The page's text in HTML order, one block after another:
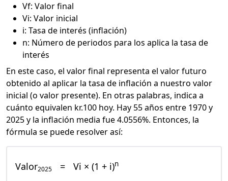
Vf: Valor final
Vi: Valor inicial
i: Tasa de interés (inflación)
n: Número de periodos para los aplica la tasa de
interés
En este caso, el valor final representa el valor futuro
obtenido al aplicar la tasa de inflación a nuestro valor
inicial (o valor presente). En otras palabras, indica a
cuánto equivalen kr.100 hoy. Hay 55 años entre 1970 y
2025 y la inflación media fue 4.0556%. Entonces, la
fórmula se puede resolver así:
Valor2025 = Vi × (1 + i)n